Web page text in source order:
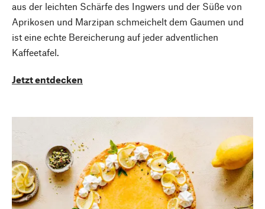
aus der leichten Schärfe des Ingwers und der Süße von
Aprikosen und Marzipan schmeichelt dem Gaumen und
ist eine echte Bereicherung auf jeder adventlichen
Kaffeetafel.
Jetzt entdecken